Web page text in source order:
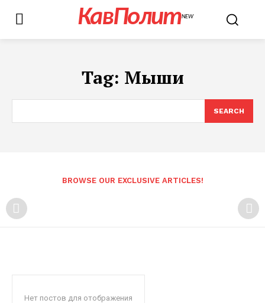
КавПолитNEW
Tag: Мыши
SEARCH
BROWSE OUR EXCLUSIVE ARTICLES!
Нет постов для отображения